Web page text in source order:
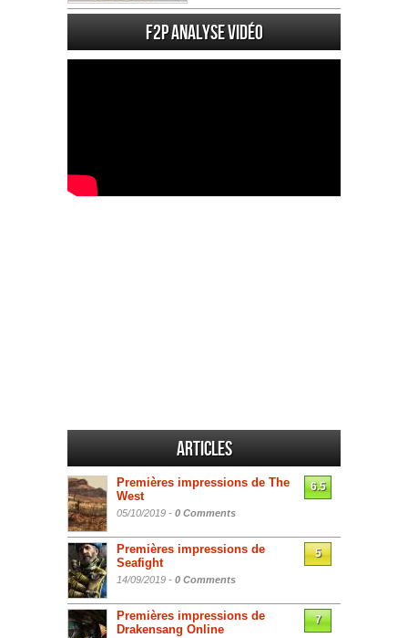
F2P Analyse vidéo
Articles
Premières impressions de The
West
05/10/2019 - 0 Comments
6.5
Premières impressions de
Seafight
14/09/2019 - 0 Comments
5
Premières impressions de
Drakensang Online
7